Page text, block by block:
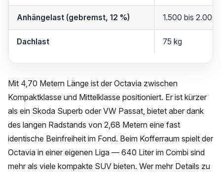
Anhängelast (gebremst, 12 %) 1.500 bis 2.000
Dachlast 75 kg
Mit 4,70 Metern Länge ist der Octavia zwischen
Kompaktklasse und Mittelklasse positioniert. Er ist kürzer
als ein Skoda Superb oder VW Passat, bietet aber dank
des langen Radstands von 2,68 Metern eine fast
identische Beinfreiheit im Fond. Beim Kofferraum spielt der
Octavia in einer eigenen Liga — 640 Liter im Combi sind
mehr als viele kompakte SUV bieten. Wer mehr Details zu